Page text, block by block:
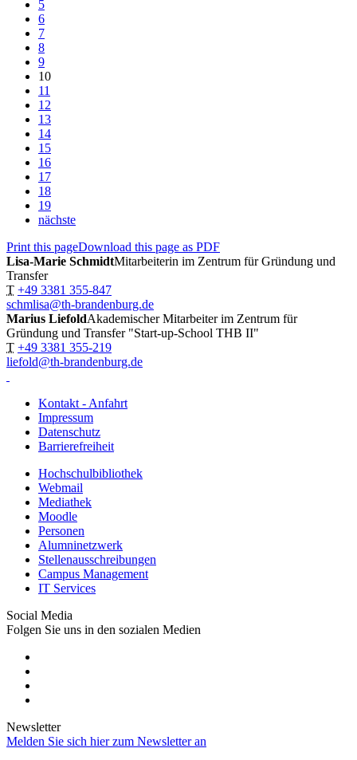
5
6
7
8
9
10
11
12
13
14
15
16
17
18
19
nächste
Print this pageDownload this page as PDF
Lisa-Marie SchmidtMitarbeiterin im Zentrum für Gründung und
Transfer
T +49 3381 355-847
schmlisa@th-brandenburg.de
Marius LiefoldAkademischer Mitarbeiter im Zentrum für
Gründung und Transfer "Start-up-School THB II"
T +49 3381 355-219
liefold@th-brandenburg.de
Kontakt - Anfahrt
Impressum
Datenschutz
Barrierefreiheit
Hochschulbibliothek
Webmail
Mediathek
Moodle
Personen
Alumninetzwerk
Stellenausschreibungen
Campus Management
IT Services
Social Media
Folgen Sie uns in den sozialen Medien
Newsletter
Melden Sie sich hier zum Newsletter an